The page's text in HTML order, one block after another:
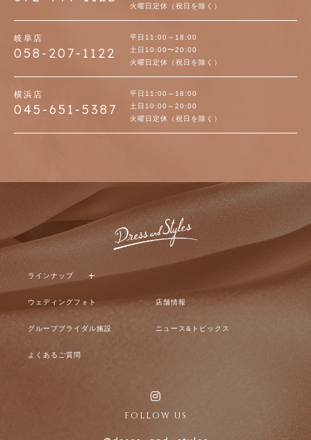
また、当Webサイトの保守管理、利用状況に関する統
計調査・分析のために活用しますが、これ以外の目的
で利用することは一切ありません。 ○プライバシーポ
リシーの改訂 本プライバシーポリシーは、法令や社会
環境の変化、及び 当社の提供するサービスの拡充等に
人情報を保護するという原則は守ります。 また本プラ
イバシーポリシーの改訂を行った場合、当Webサイト
のWebページ上に掲載することにより、お客様が常に
営のためにお客様の「Cookie情報」を取得する場合が
あります。「Cookie情報」とは、お客様が当Webサイ
トを再度訪問されたときなどに、より便利に閲覧して
頂くため、お客様がご使用のコンピュータを識別する
データのことです。お客様のコンピュータを識別する
ことはできますが、お客様自身を識別することはでき
ません。当Webサイトは、利便性を考慮してCookieを
使用しておりますが、お客様がご使用になるインター
ネット閲覧ソフト（ブラウザ）の設定を変更すること
ます。その場合、当Webサイト、またはWebサイトに
「IM-DMP」の活用について
当社では、株式会社インティメート・マージャーが運
営するデータマネジメントプラットフォーム「IM-
火曜日定休（祝日を除く）
岐阜店
058-207-1122
平日11:00～18:00
土日10:00〜20:00
火曜日定休（祝日を除く）
横浜店
045-651-5387
平日11:00～18:00
土日10:00～20:00
火曜日定休（祝日を除く）
ラインナップ
ウェディングフォト 店舗情報
グループブライダル施設 ニュース&トピックス
よくあるご質問
FOLLOW US